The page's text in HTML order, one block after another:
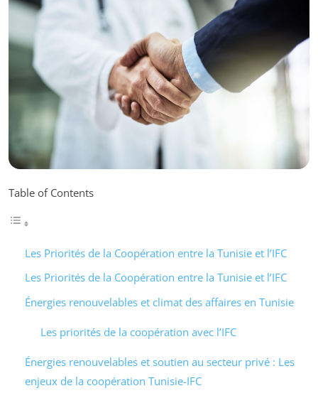
Table of Contents
Les Priorités de la Coopération entre la Tunisie et l’IFC
Les Priorités de la Coopération entre la Tunisie et l’IFC
Énergies renouvelables et climat des affaires en Tunisie
Les priorités de la coopération avec l’IFC
Énergies renouvelables et soutien au secteur privé : Les
enjeux de la coopération Tunisie-IFC